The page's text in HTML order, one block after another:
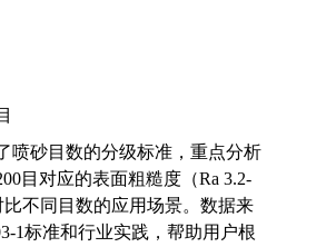
喷砂目数的分级标准，重点分析
目对应的表面粗糙度（Ra 3.2-
比不同目数的应用场景。数据来
1标准和行业实践，帮助用户根